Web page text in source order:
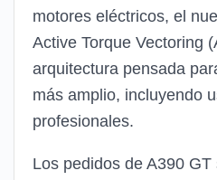
motores eléctricos, el
Active Torque Vectoring
arquitectura pensada
más amplio, incluyendo
profesionales.
Los pedidos de A390